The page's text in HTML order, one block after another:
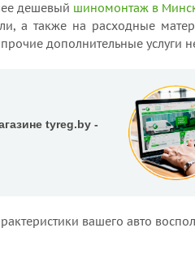
дешевый шиномонтаж в
а также на расходные
дополнительные услуги
tyreg.by -
вашего авто